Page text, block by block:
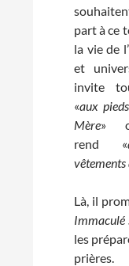
part à ce
la vie de
et
invite
«aux
Mère»
rend «
vêtements
Là, il
Immaculé
les
prières.